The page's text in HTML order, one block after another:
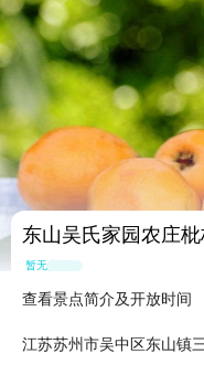
东山吴氏家园农庄
暂无点评
查看景点简介及开放时间
江苏苏州市吴中区东山镇
